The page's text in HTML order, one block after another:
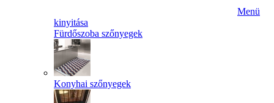
Menü
kinyitása
Fürdőszoba szőnyegek
Konyhai szőnyegek